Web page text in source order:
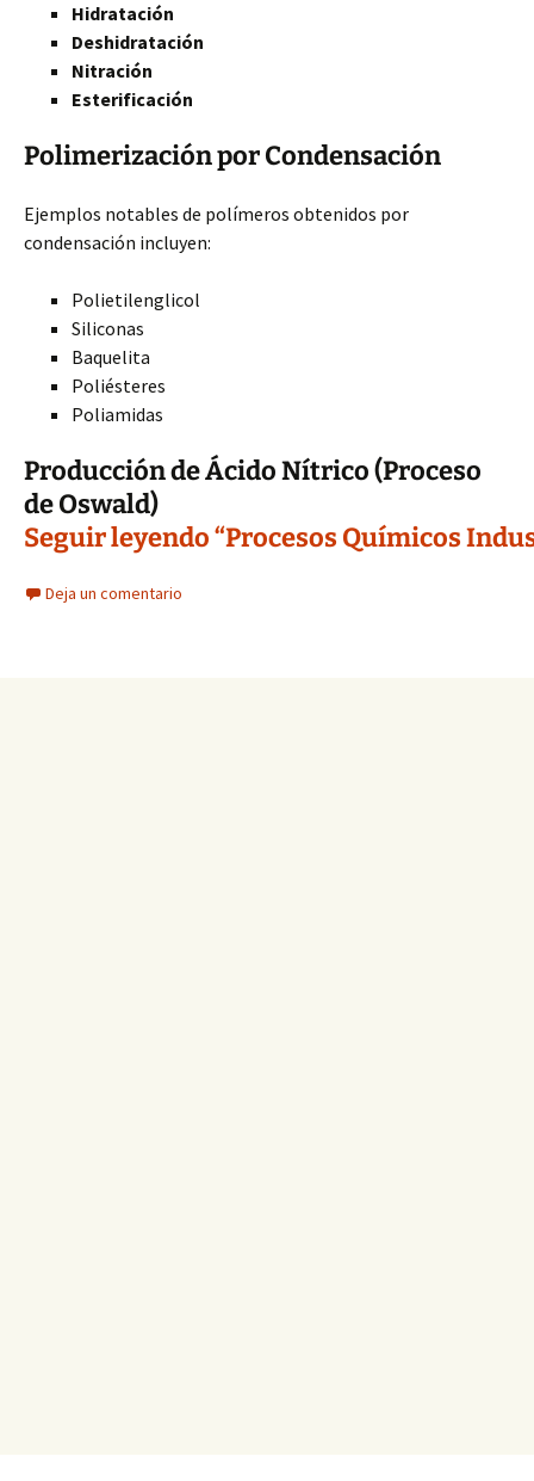
Hidratación
Deshidratación
Nitración
Esterificación
Polimerización por Condensación
Ejemplos notables de polímeros obtenidos por
condensación incluyen:
Polietilenglicol
Siliconas
Baquelita
Poliésteres
Poliamidas
Producción de Ácido Nítrico (Proceso
de Oswald)
Seguir leyendo “Procesos Químicos
Deja un comentario